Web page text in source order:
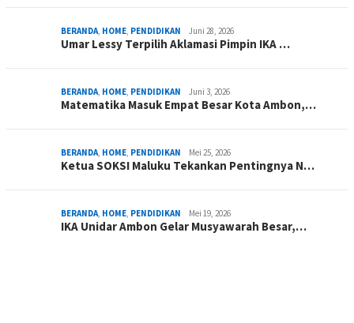
BERANDA, HOME, PENDIDIKAN Juni 28, 2026
Umar Lessy Terpilih Aklamasi Pimpin IKA …
BERANDA, HOME, PENDIDIKAN Juni 3, 2026
Matematika Masuk Empat Besar Kota Ambon,…
BERANDA, HOME, PENDIDIKAN Mei 25, 2026
Ketua SOKSI Maluku Tekankan Pentingnya N…
BERANDA, HOME, PENDIDIKAN Mei 19, 2026
IKA Unidar Ambon Gelar Musyawarah Besar,…